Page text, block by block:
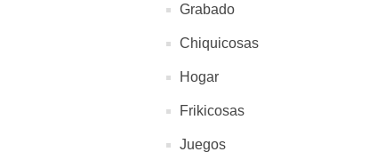
Grabado
Chiquicosas
Hogar
Frikicosas
Juegos